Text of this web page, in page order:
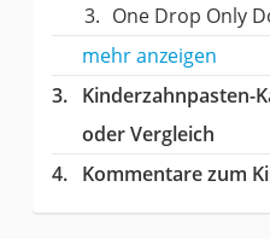
One Drop Only
mehr anzeigen
Kinderzahnpasten-
oder Vergleich
Kommentare zum